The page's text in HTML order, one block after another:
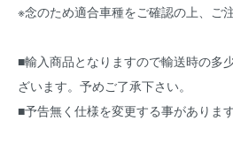
※念のため適合車種をご確認の上、ご
■輸入商品となりますので輸送時の多
ざいます。予めご了承下さい。
■予告無く仕様を変更する事がありま